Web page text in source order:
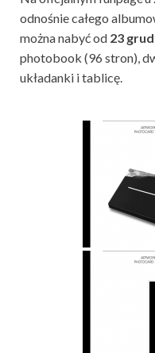
odnośnie całego
można nabyć od 23
photobook (96 stron),
układanki i tablicę.